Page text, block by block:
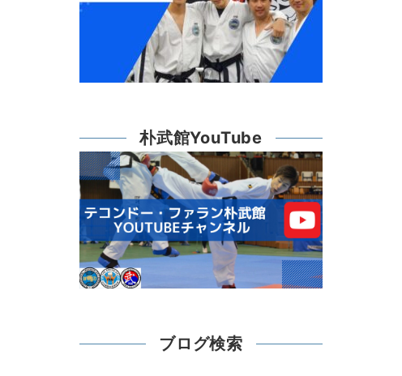
朴武館YouTube
ブログ検索